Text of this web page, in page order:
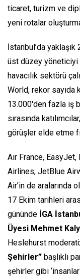
ticaret, turizm ve
yeni rotalar
İstanbul’da
üst düzey yöneticiyi
havacılık sektörü
World, rekor sayıda
13.000'den fazla iş
sırasında
görüşler elde etme
Air France, EasyJet,
Airlines, JetBlue
Air’in de aralarında
17 Ekim tarihleri
gününde İGA
Üyesi Mehmet
Heslehurst
Şehirler” başlıklı
şehirler gibi